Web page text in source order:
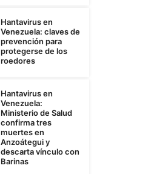
Hantavirus en
Venezuela: claves de
prevención para
protegerse de los
roedores
Hantavirus en
Venezuela:
Ministerio de Salud
confirma tres
muertes en
Anzoátegui y
descarta vínculo con
Barinas